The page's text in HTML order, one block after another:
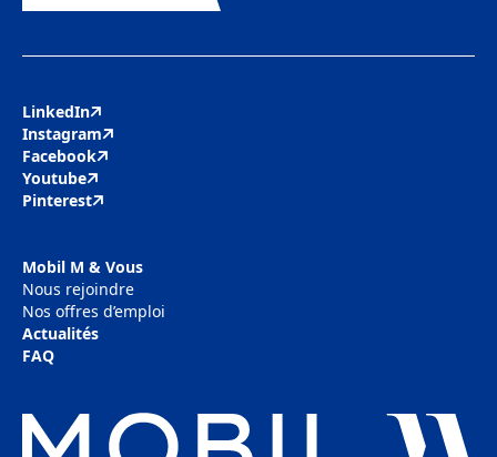
LinkedIn
Instagram
Facebook
Youtube
Pinterest
Mobil M & Vous
Nous rejoindre
Nos offres d’emploi
Actualités
FAQ